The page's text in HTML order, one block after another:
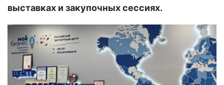
выставках и закупочных сессиях.